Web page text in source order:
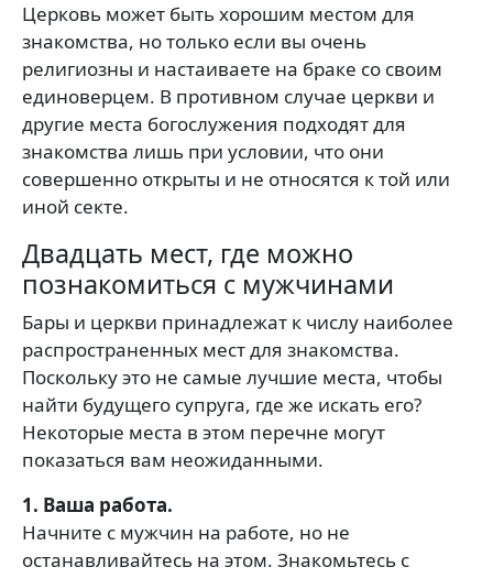
Церковь может быть хорошим местом для
знакомства, но только если вы очень
религиозны и настаиваете на браке со своим
единоверцем. В противном случае церкви и
другие места богослужения подходят для
знакомства лишь при условии, что они
совершенно открыты и не относятся к той или
иной секте.
Двадцать мест, где можно
познакомиться с мужчинами
Бары и церкви принадлежат к числу наиболее
распространенных мест для знакомства.
Поскольку это не самые лучшие места, чтобы
найти будущего супруга, где же искать его?
Некоторые места в этом перечне могут
показаться вам неожиданными.
1. Ваша работа.
Начните с мужчин на работе, но не
останавливайтесь на этом. Знакомьтесь с